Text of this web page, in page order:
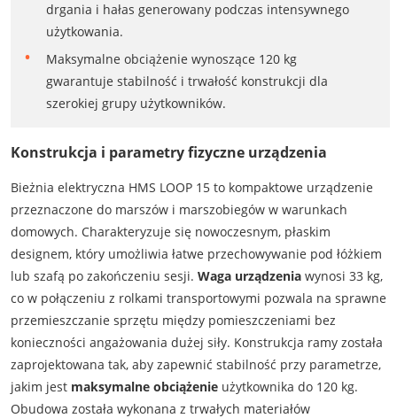
drgania i hałas generowany podczas intensywnego
użytkowania.
Maksymalne obciążenie wynoszące 120 kg
gwarantuje stabilność i trwałość konstrukcji dla
szerokiej grupy użytkowników.
Konstrukcja i parametry fizyczne urządzenia
Bieżnia elektryczna HMS LOOP 15 to kompaktowe urządzenie
przeznaczone do marszów i marszobiegów w warunkach
domowych. Charakteryzuje się nowoczesnym, płaskim
designem, który umożliwia łatwe przechowywanie pod łóżkiem
lub szafą po zakończeniu sesji. Waga urządzeniawynosi 33 kg,
co w połączeniu z rolkami transportowymi pozwala na sprawne
przemieszczanie sprzętu między pomieszczeniami bez
konieczności angażowania dużej siły. Konstrukcja ramy została
zaprojektowana tak, aby zapewnić stabilność przy parametrze,
jakim jest maksymalne obciążenieużytkownika do 120 kg.
Obudowa została wykonana z trwałych materiałów